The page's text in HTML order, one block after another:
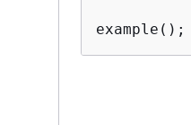
example();